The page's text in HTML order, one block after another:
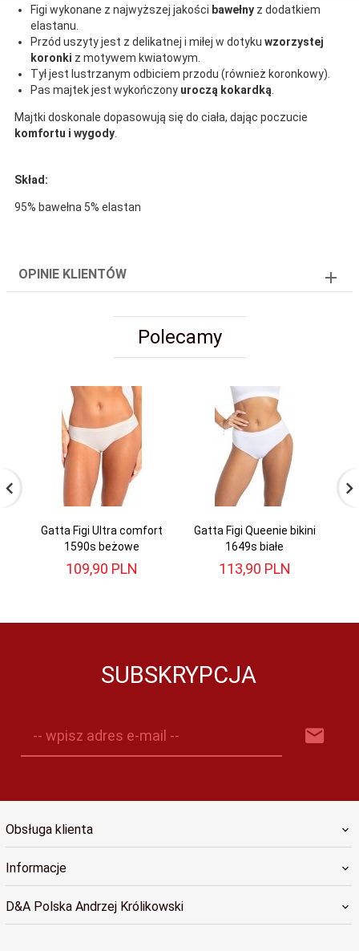
Figi wykonane z najwyższej jakości bawełny z dodatkiem
elastanu.
Przód uszyty jest z delikatnej i miłej w dotyku wzorzystej
koronki z motywem kwiatowym.
Tył jest lustrzanym odbiciem przodu (również koronkowy).
Pas majtek jest wykończony uroczą kokardką
Majtki doskonale dopasowują się do ciała, dając poczucie
komfortu i wygody
Skład:
95% bawełna 5% elastan
OPINIE KLIENTÓW
Polecamy
Gatta Figi Ultra comfort
1590s beżowe
109,90 PLN
Gatta Figi Queenie bikini
1649s białe
113,90 PLN
SUBSKRYPCJA
-- wpisz adres e-mail --
Obsługa klienta
Informacje
D&A Polska Andrzej Królikowski